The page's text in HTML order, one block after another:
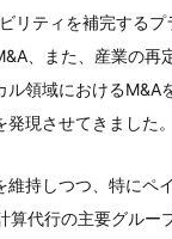
リティを補完する
、また、産業の再
ル領域におけるM&A
現させてきました。
維持しつつ、特にペ
算代行の主要グルー